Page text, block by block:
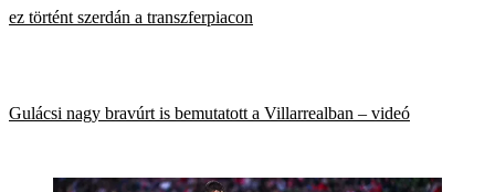
ez történt szerdán a transzferpiacon
Gulácsi nagy bravúrt is bemutatott a Villarrealban – videó